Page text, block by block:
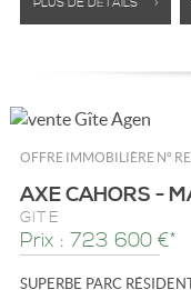
PLUS DE DÉTAILS >
OFFRE IMMOBILIÈRE N°
AXE CAHORS -
GÎTE
Prix : 723 600 €*
SUPERBE PARC